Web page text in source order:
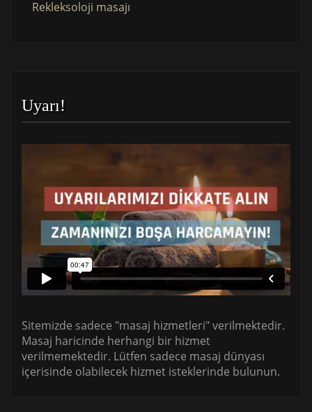
Rekleksoloji masajı
Uyarı!
Sitemizde sadece "masaj hizmetleri" verilmektedir.
Masaj haricinde herhangi bir hizmet
verilmemektedir. Lütfen sadece masaj dünyası
içerisinde olabilecek hizmet isteklerinde bulunun.